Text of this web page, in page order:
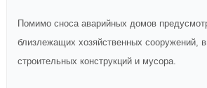
Помимо сноса аварийных домов
близлежащих хозяйственных сооружений,
строительных конструкций и мусора.